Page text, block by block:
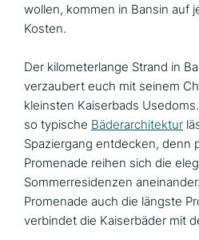
wollen, kommen in Bansin auf
Kosten.
Der kilometerlange Strand in
verzaubert euch mit seinem
kleinsten Kaiserbads
so typische Bäderarchitektur
Spaziergang entdecken, denn
Promenade reihen sich die
Sommerresidenzen
Promenade auch die längste
verbindet die Kaiserbäder mit